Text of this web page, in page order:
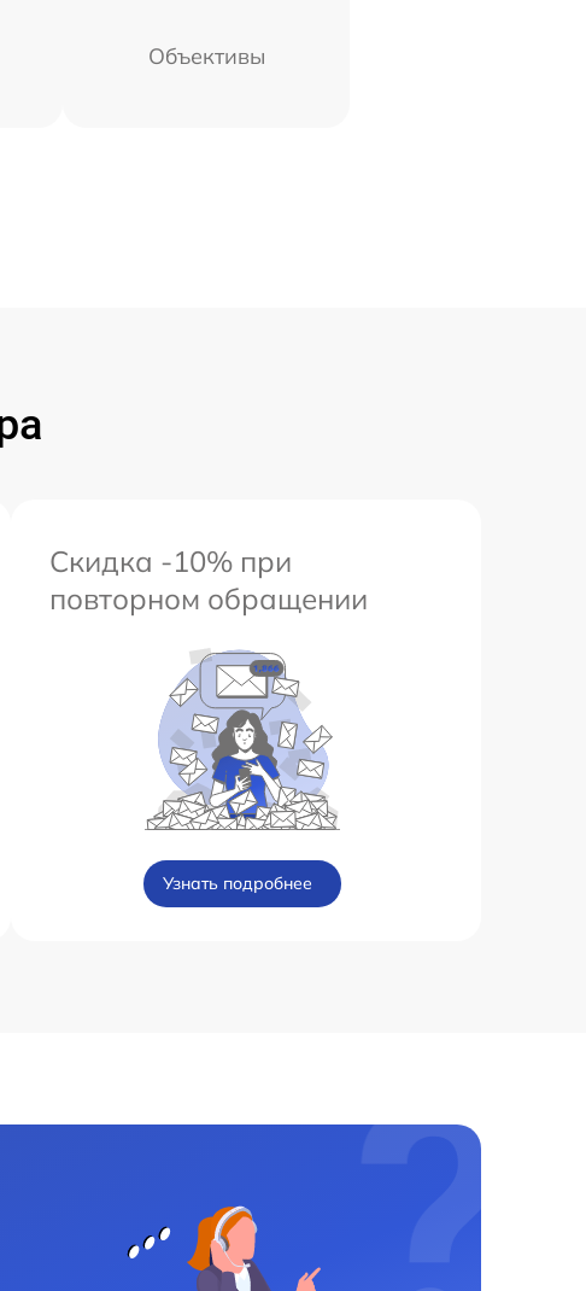
Объективы
Скидка -10% при
повторном обращении
Узнать подробнее